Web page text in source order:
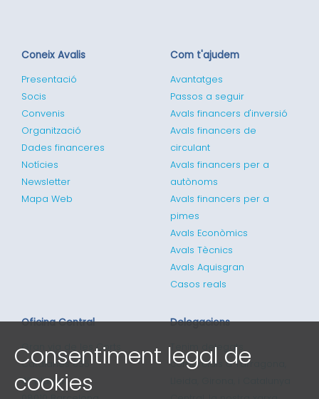
Coneix Avalis
Presentació
Socis
Convenis
Organització
Dades financeres
Notícies
Newsletter
Mapa Web
Com t'ajudem
Avantatges
Passos a seguir
Avals financers d'inversió
Avals financers de
circulant
Avals financers per a
autònoms
Avals financers per a
pimes
Avals Econòmics
Avals Tècnics
Avals Aquisgran
Casos reals
Oficina Central
Gran via de les Corts
Catalanes 635
4ª planta
Delegacions
Tenim delegats
comercials a Tarragona,
Consentiment legal de
cookies